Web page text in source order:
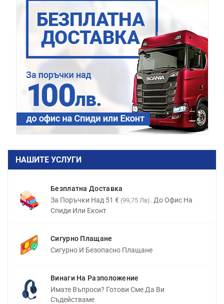
НАШИТЕ УСЛУГИ
Безплатна Доставка
За Поръчки Над 51 € (99,75 Лв). До Офис На
Спиди Или Еконт
Сигурно Плащане
Сигурно И Безопасно Плащане
Винаги На Разположение
Имате Въпроси? Готови Сме Да Ви
Съдействаме